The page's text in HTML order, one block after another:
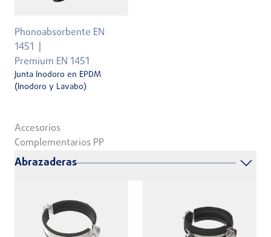
Phonoabsorbente EN
1451
Premium EN 1451
Junta Inodoro en EPDM
(Inodoro y Lavabo)
Accesorios
Complementarios PP
Abrazaderas